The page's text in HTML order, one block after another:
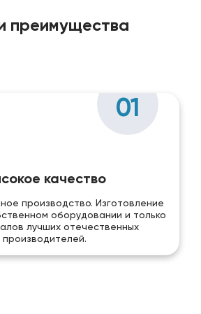
преимущества
01
качество
производство. Изготовление
оборудовании и только
лучших отечественных
производителей.